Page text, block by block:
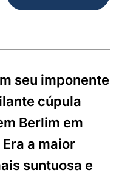
seu imponente
cúpula
Berlim em
a maior
suntuosa e